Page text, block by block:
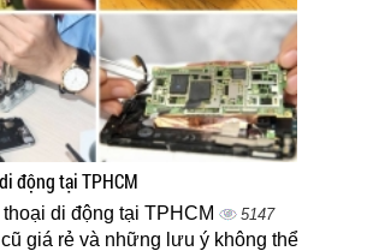
động tại TPHCM
di động tại TPHCM 5147
giá rẻ và những lưu ý không thể